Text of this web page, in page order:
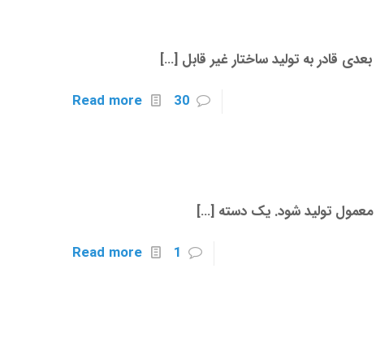
قادر به تولید ساختار غیر قابل […]
30
Read more
معمول تولید شود. یک دسته […]
1
Read more